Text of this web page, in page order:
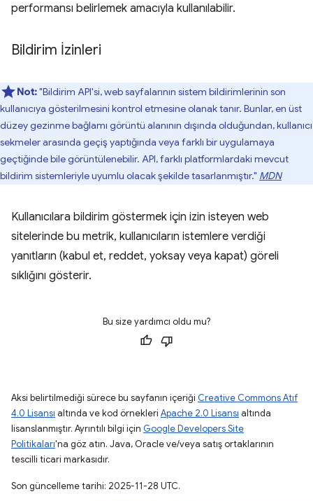
performansı belirlemek amacıyla kullanılabilir.
Bildirim İzinleri
Not:"Bildirim API'si, web sayfalarının sistem bildirimlerinin son
kullanıcıya gösterilmesini kontrol etmesine olanak tanır. Bunlar, en üst
düzey gezinme bağlamı görüntü alanının dışında olduğundan, kullanıcı
sekmeler arasında geçiş yaptığında veya farklı bir uygulamaya
geçtiğinde bile görüntülenebilir. API, farklı platformlardaki mevcut
bildirim sistemleriyle uyumlu olacak şekilde tasarlanmıştır." MDN
Kullanıcılara bildirim göstermek için izin isteyen web
sitelerinde bu metrik, kullanıcıların istemlere verdiği
yanıtların (kabul et, reddet, yoksay veya kapat) göreli
sıklığını gösterir.
Bu size yardımcı oldu mu?
Aksi belirtilmediği sürece bu sayfanın içeriği Creative Commons Atıf
4.0 Lisansı altında ve kod örnekleri Apache 2.0 Lisansı altında
lisanslanmıştır. Ayrıntılı bilgi için Google Developers Site
Politikaları'na göz atın. Java, Oracle ve/veya satış ortaklarının
tescilli ticari markasıdır.
Son güncelleme tarihi: 2025-11-28 UTC.